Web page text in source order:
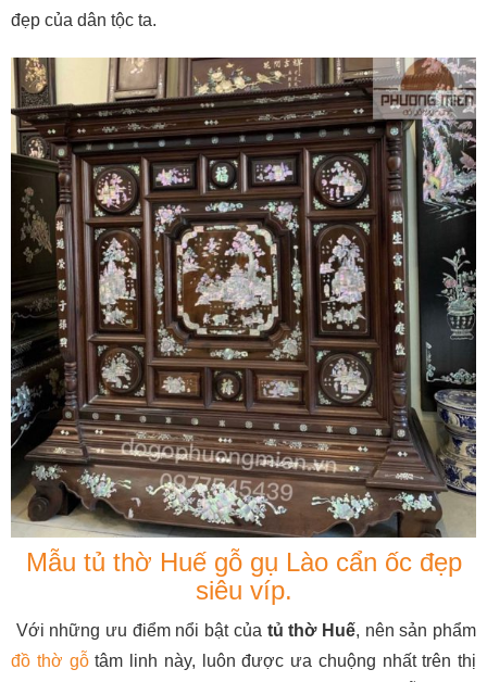
đẹp của dân tộc ta.
Mẫu tủ thờ Huế gỗ gụ Lào cẩn ốc đẹp
siêu víp.
Với những ưu điểm nổi bật của tủ thờ Huế, nên sản phẩm
đồ thờ gỗtâm linh này, luôn được ưa chuộng nhất trên thị